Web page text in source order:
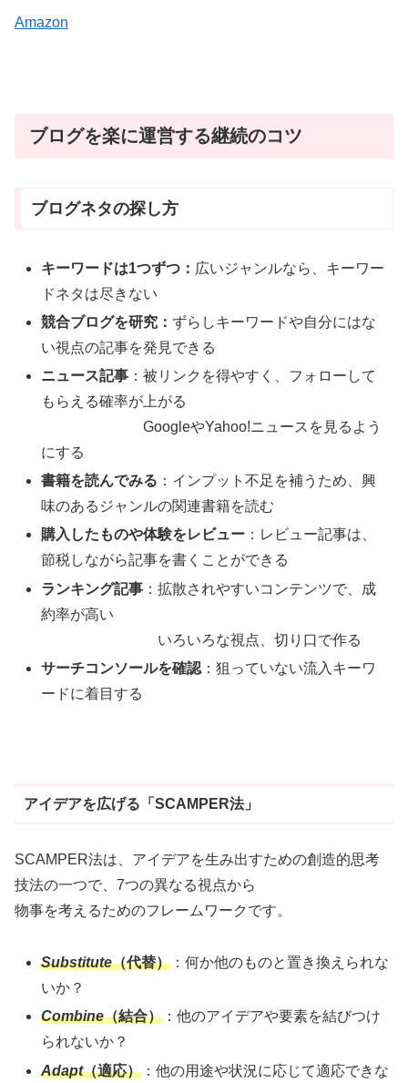
Amazon
ブログを楽に運営する継続のコツ
ブログネタの探し方
キーワードは1つずつ： 広いジャンルなら、キーワー
ドネタは尽きない
競合ブログを研究：ずらしキーワードや自分にはな
い視点の記事を発見できる
ニュース記事 ：被リンクを得やすく、フォローして
もらえる確率が上がる
GoogleやYahoo!ニュースを見るよう
にする
書籍を読んでみる ：インプット不足を補うため、興
味のあるジャンルの関連書籍を読む
購入したものや体験をレビュー ：レビュー記事は、
節税しながら記事を書くことができる
ランキング記事 ：拡散されやすいコンテンツで、成
約率が高い
いろいろな視点、切り口で作る
サーチコンソールを確認 ：狙っていない流入キーワ
ードに着目する
アイデアを広げる「SCAMPER法」
SCAMPER法は、アイデアを生み出すための創造的思考
技法の一つで、7つの異なる視点から
物事を考えるためのフレームワークです。
Substitute（代替） ：何か他のものと置き換えられな
いか？
Combine（結合） ：他のアイデアや要素を結びつけ
られないか？
Adapt（適応） ：他の用途や状況に応じて適応できな